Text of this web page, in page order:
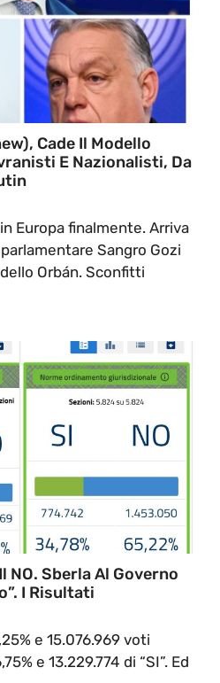
Cade Il Modello
E Nazionalisti, Da
Europa finalmente. Arriva
Sangro Gozi
Orbán. Sconfitti
NO. Sberla Al Governo
I Risultati
e 15.076.969 voti
e 13.229.774 di “SI”. Ed